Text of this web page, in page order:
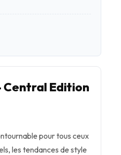
Central Edition
pour tous ceux
les tendances de style